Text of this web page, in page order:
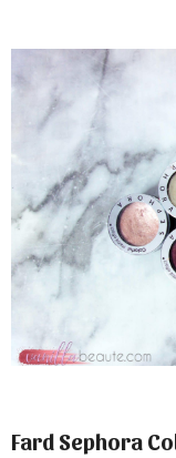
Fard Sephora